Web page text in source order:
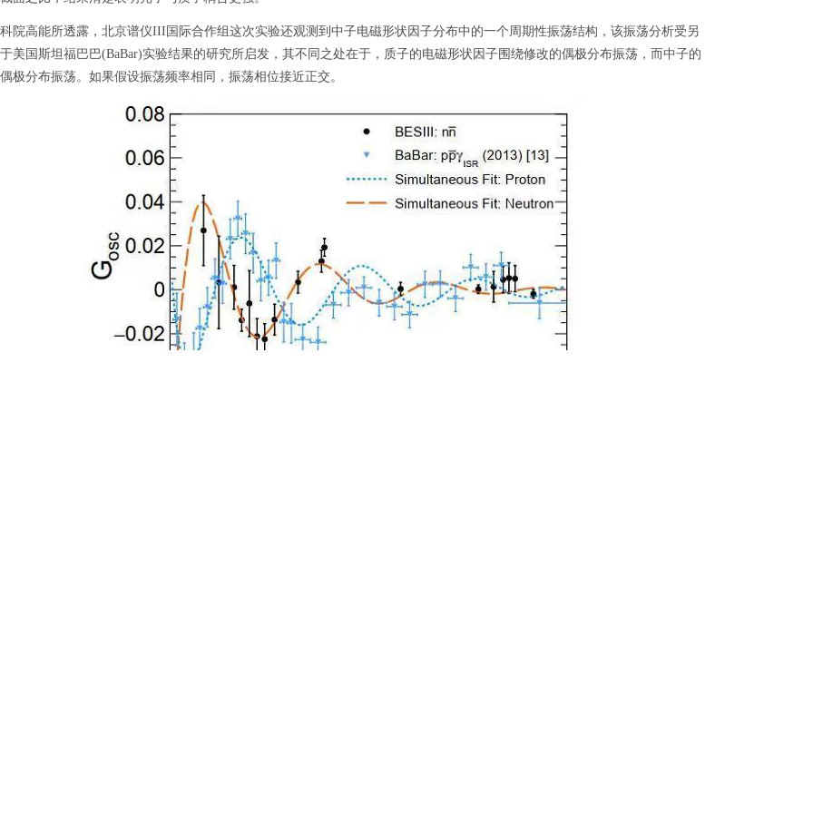
高能所透露，北京谱仪III国际合作组这次实验还观测到中子电磁形状因子分布中的一个周期性振荡结构，该振荡分析受另
美国斯坦福巴巴(BaBar)实验结果的研究所启发，其不同之处在于，质子的电磁形状因子围绕修改的偶极分布振荡，而中子的
极分布振荡。如果假设振荡频率相同，振荡相位接近正交。